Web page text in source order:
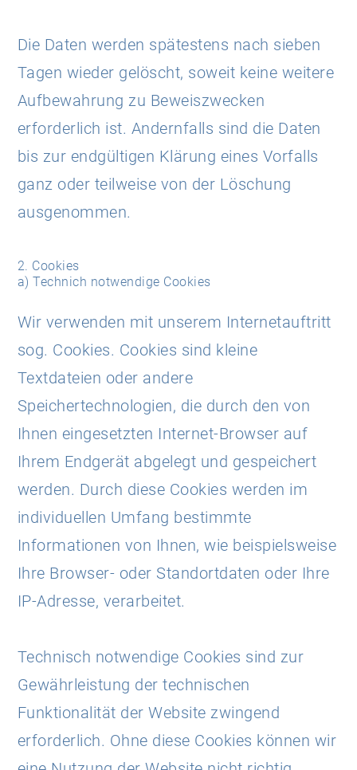
Die Daten werden spätestens nach sieben
Tagen wieder gelöscht, soweit keine weitere
Aufbewahrung zu Beweiszwecken
erforderlich ist. Andernfalls sind die Daten
bis zur endgültigen Klärung eines Vorfalls
ganz oder teilweise von der Löschung
ausgenommen.
2. Cookies
a) Technich notwendige Cookies
Wir verwenden mit unserem Internetauftritt
sog. Cookies. Cookies sind kleine
Textdateien oder andere
Speichertechnologien, die durch den von
Ihnen eingesetzten Internet-Browser auf
Ihrem Endgerät abgelegt und gespeichert
werden. Durch diese Cookies werden im
individuellen Umfang bestimmte
Informationen von Ihnen, wie beispielsweise
Ihre Browser- oder Standortdaten oder Ihre
IP-Adresse, verarbeitet.
Technisch notwendige Cookies sind zur
Gewährleistung der technischen
Funktionalität der Website zwingend
erforderlich. Ohne diese Cookies können wir